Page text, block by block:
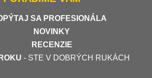
SA PROFESIONÁLA
NOVINKY
RECENZIE
- STE V DOBRÝCH RUKÁCH